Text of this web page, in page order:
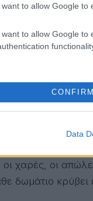
want to allow Google to
want to allow Google to
CONFIRM
Data
μέρος της
μνήμη. Ένα
χαρές, οι
δωμάτιο κρύβει